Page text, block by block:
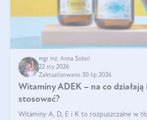
mgr inż. Anna Sobol
22 sty 2026
Zaktualizowano 30 lip 2026
Witaminy ADEK – na co
stosować?
Witaminy A, D, E i K to rozpuszczalne w